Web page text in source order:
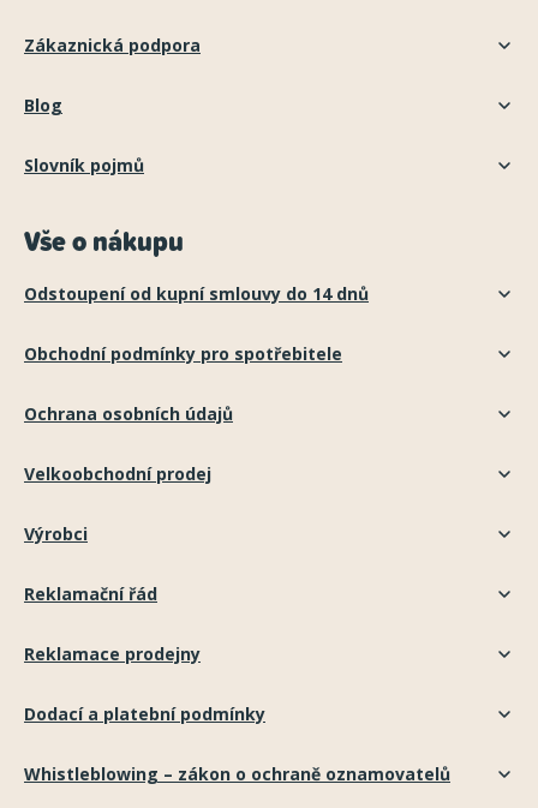
Zákaznická podpora
Blog
Slovník pojmů
Vše o nákupu
Odstoupení od kupní smlouvy do 14 dnů
Obchodní podmínky pro spotřebitele
Ochrana osobních údajů
Velkoobchodní prodej
Výrobci
Reklamační řád
Reklamace prodejny
Dodací a platební podmínky
Whistleblowing – zákon o ochraně oznamovatelů